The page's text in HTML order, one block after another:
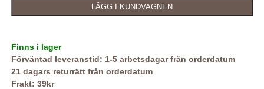
Finns i lager
Förväntad leveranstid: 1-5 arbetsdagar från orderdatum
21 dagars returrätt från orderdatum
Frakt: 39kr